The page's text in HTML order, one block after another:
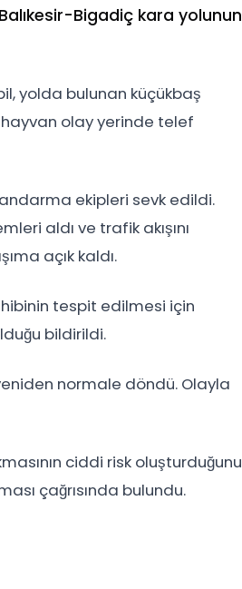
Bigadiç kara yolunun
yolda bulunan küçükbaş
olay yerinde telef
ekipleri sevk edildi.
aldı ve trafik akışını
açık kaldı.
tespit edilmesi için
bildirildi.
normale döndü. Olayla
ciddi risk oluşturduğunu
çağrısında bulundu.